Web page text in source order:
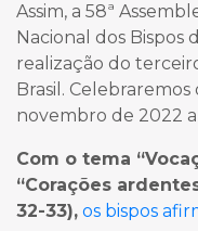
Assim, a 58ª
Nacional dos Bispos
realização do
Brasil.
novembro de 2022
Com o tema
“Corações
32-33), os bispos